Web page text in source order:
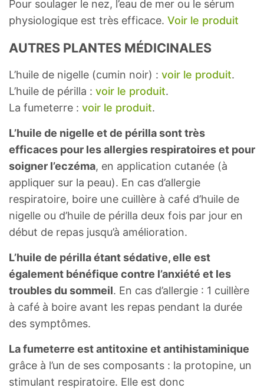
Pour soulager le nez, l’eau de mer ou le sérum
physiologique est très efficace. Voir le produit
AUTRES PLANTES MÉDICINALES
L’huile de nigelle (cumin noir) : voir le produit.
L’huile de périlla : voir le produit.
La fumeterre : voir le produit.
L’huile de nigelle et de périlla sont très
efficaces pour les allergies respiratoires et pour
soigner l’eczéma, en application cutanée (à
appliquer sur la peau). En cas d’allergie
respiratoire, boire une cuillère à café d’huile de
nigelle ou d’huile de périlla deux fois par jour en
début de repas jusqu’à amélioration.
L’huile de périlla étant sédative, elle est
également bénéfique contre l’anxiété et les
troubles du sommeil. En cas d’allergie : 1 cuillère
à café à boire avant les repas pendant la durée
des symptômes.
La fumeterre est antitoxine et antihistaminique
grâce à l’un de ses composants : la protopine, un
stimulant respiratoire. Elle est donc